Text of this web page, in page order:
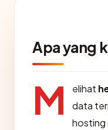
Apa yang
M elihat
data
hosting